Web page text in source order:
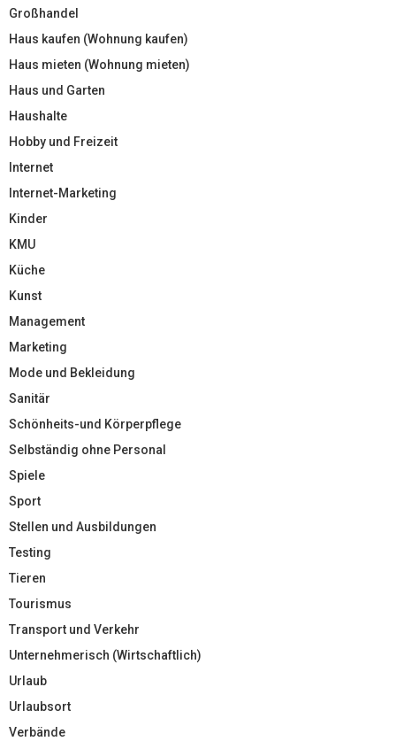
Großhandel
Haus kaufen (Wohnung kaufen)
Haus mieten (Wohnung mieten)
Haus und Garten
Haushalte
Hobby und Freizeit
Internet
Internet-Marketing
Kinder
KMU
Küche
Kunst
Management
Marketing
Mode und Bekleidung
Sanitär
Schönheits-und Körperpflege
Selbständig ohne Personal
Spiele
Sport
Stellen und Ausbildungen
Testing
Tieren
Tourismus
Transport und Verkehr
Unternehmerisch (Wirtschaftlich)
Urlaub
Urlaubsort
Verbände